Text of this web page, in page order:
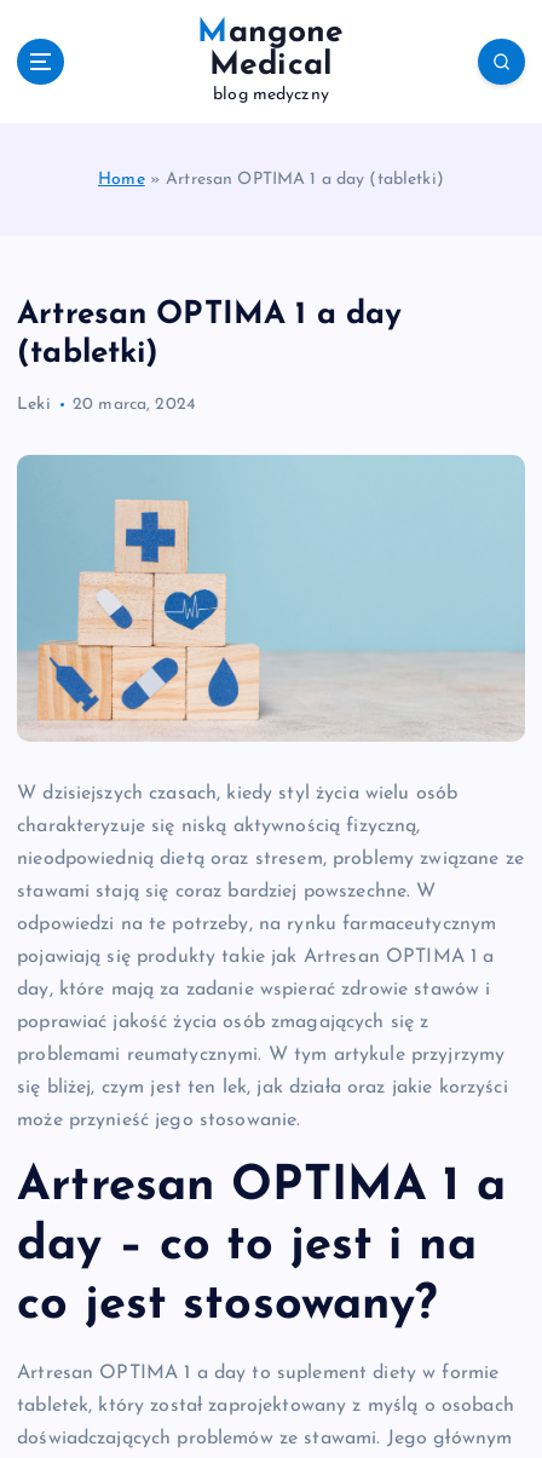
Mangone
Medical
blog medyczny
Home»Artresan OPTIMA 1 a day (tabletki)
Artresan OPTIMA 1 a day
(tabletki)
Leki 20 marca, 2024
W dzisiejszych czasach, kiedy styl życia wielu osób
charakteryzuje się niską aktywnością fizyczną,
nieodpowiednią dietą oraz stresem, problemy związane ze
stawami stają się coraz bardziej powszechne. W
odpowiedzi na te potrzeby, na rynku farmaceutycznym
pojawiają się produkty takie jak Artresan OPTIMA 1 a
day, które mają za zadanie wspierać zdrowie stawów i
poprawiać jakość życia osób zmagających się z
problemami reumatycznymi. W tym artykule przyjrzymy
się bliżej, czym jest ten lek, jak działa oraz jakie korzyści
może przynieść jego stosowanie.
Artresan OPTIMA 1 a
day – co to jest i na
co jest stosowany?
Artresan OPTIMA 1 a day to suplement diety w formie
tabletek, który został zaprojektowany z myślą o osobach
doświadczających problemów ze stawami. Jego głównym